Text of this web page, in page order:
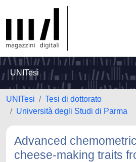
UNITesi
UNITesi
Tesi di dottorato
Università degli Studi di Parma
Advanced
cheese-making traits